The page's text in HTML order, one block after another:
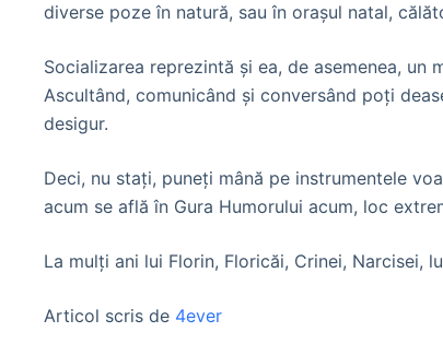
diverse poze în natură, sau în oraşul natal,
Socializarea reprezintă şi ea, de asemenea,
Ascultând, comunicând şi conversând poţi
desigur.
Deci, nu staţi, puneţi mână pe instrumentele
acum se află în Gura Humorului acum, loc
La mulţi ani lui Florin, Floricăi, Crinei, Narcisei,
Articol scris de 4ever